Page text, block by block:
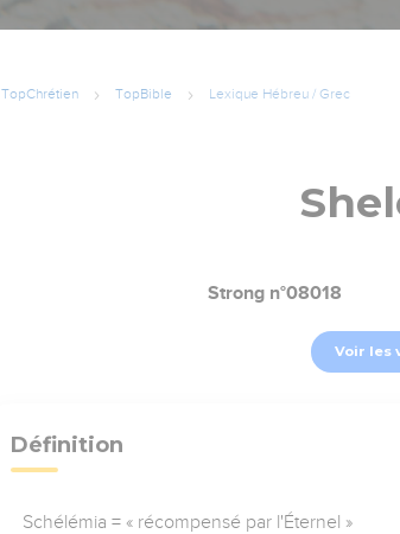
TopChrétien TopBible Lexique Hébreu / Grec
Strong n°08018
Voir les
Définition
Schélémia = « récompensé par l'Éternel »